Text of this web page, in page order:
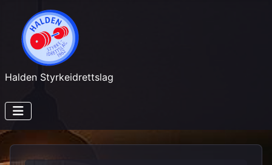
Halden Styrkeidrettslag